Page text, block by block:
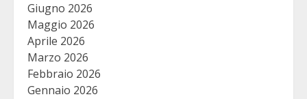
Giugno 2026
Maggio 2026
Aprile 2026
Marzo 2026
Febbraio 2026
Gennaio 2026